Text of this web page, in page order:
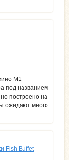
М1
под названием
построено на
ожидают много
Fish Buffet